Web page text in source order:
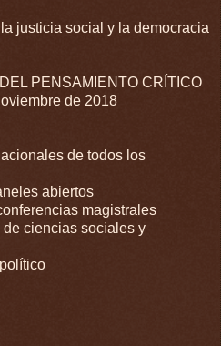
justicia social y la democracia
PENSAMIENTO CRÍTICO
de 2018
de todos los
abiertos
magistrales
ciencias sociales y